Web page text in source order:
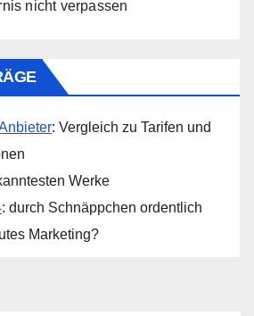
nicht verpassen
: Vergleich zu Tarifen und
Werke
: durch Schnäppchen ordentlich
Marketing?